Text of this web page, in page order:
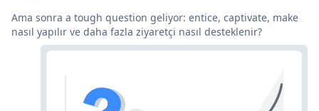
Ama sonra a tough question geliyor: entice, captivate, make
nasıl yapılır ve daha fazla ziyaretçi nasıl desteklenir?